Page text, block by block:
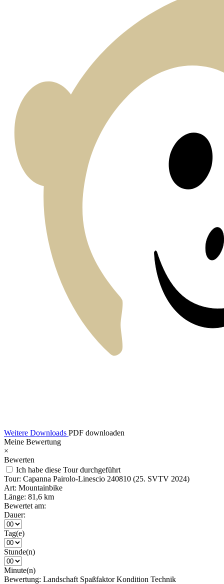
Weitere Downloads PDF downloaden
Meine Bewertung
×
Bewerten
Ich habe diese Tour durchgeführt
Tour: Capanna Pairolo-Linescio 240810 (25. SVTV 2024)
Art: Mountainbike
Länge: 81,6 km
Bewertet am:
Dauer:
Tag(e)
Stunde(n)
Minute(n)
Bewertung: Landschaft Spaßfaktor Kondition Technik